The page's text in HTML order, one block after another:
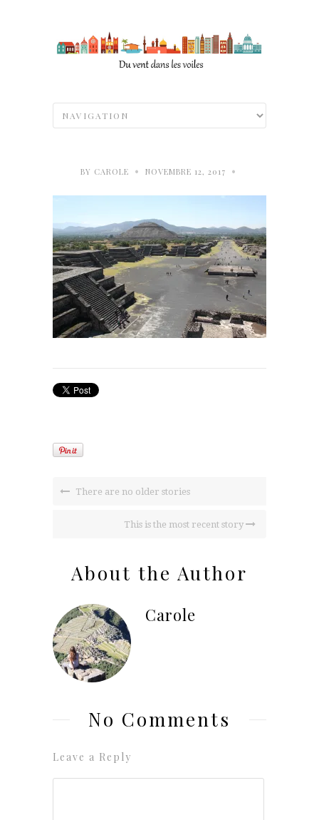
BY CAROLE • NOVEMBRE 12, 2017 •
There are no older stories
This is the most recent story
About the Author
Carole
No Comments
Leave a Reply